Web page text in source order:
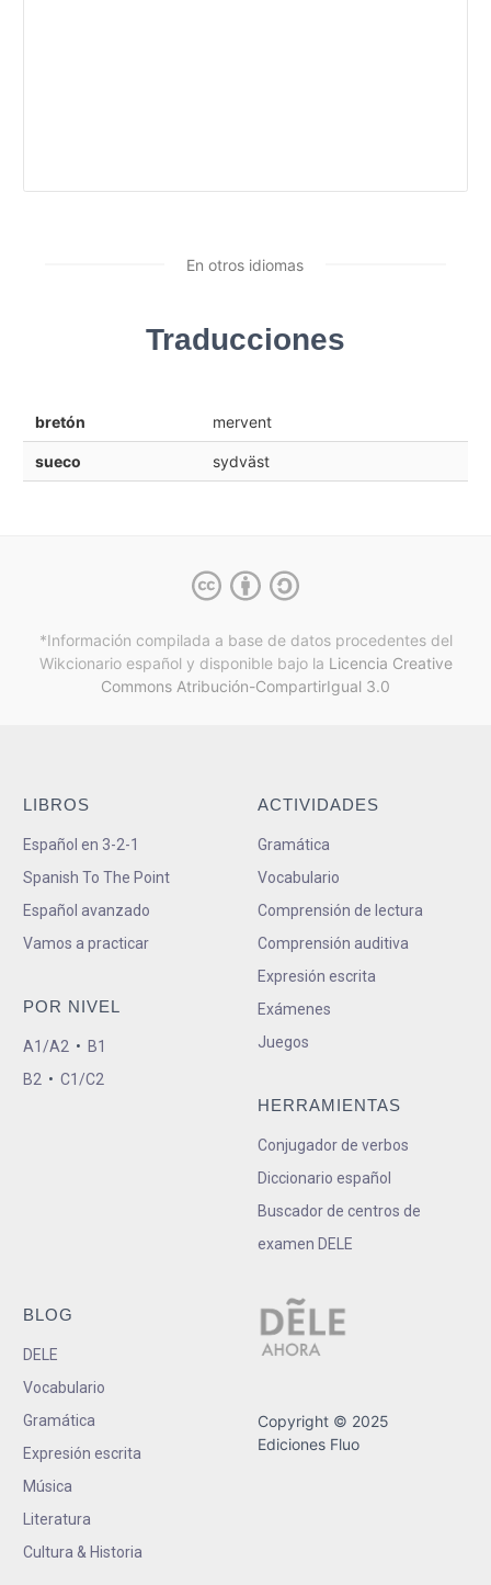
En otros idiomas
Traducciones
bretón mervent
sueco sydväst
*Información compilada a base de datos procedentes del
Wikcionario español y disponible bajo la Licencia Creative
Commons Atribución-CompartirIgual 3.0
LIBROS
Español en 3-2-1
Spanish To The Point
Español avanzado
Vamos a practicar
POR NIVEL
A1/A2 • B1
B2 • C1/C2
ACTIVIDADES
Gramática
Vocabulario
Comprensión de lectura
Comprensión auditiva
Expresión escrita
Exámenes
Juegos
HERRAMIENTAS
Conjugador de verbos
Diccionario español
Buscador de centros de
examen DELE
BLOG
DELE
Vocabulario
Gramática
Expresión escrita
Música
Literatura
Cultura & Historia
Copyright © 2025
Ediciones Fluo